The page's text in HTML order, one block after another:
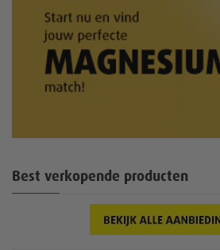
Best verkopende producten